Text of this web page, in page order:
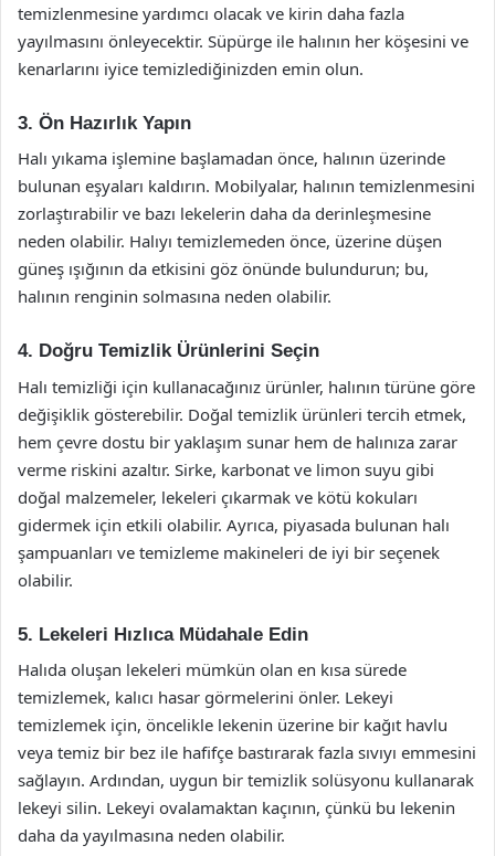
temizlenmesine yardımcı olacak ve kirin daha fazla
yayılmasını önleyecektir. Süpürge ile halının her köşesini ve
kenarlarını iyice temizlediğinizden emin olun.
3. Ön Hazırlık Yapın
Halı yıkama işlemine başlamadan önce, halının üzerinde
bulunan eşyaları kaldırın. Mobilyalar, halının temizlenmesini
zorlaştırabilir ve bazı lekelerin daha da derinleşmesine
neden olabilir. Halıyı temizlemeden önce, üzerine düşen
güneş ışığının da etkisini göz önünde bulundurun; bu,
halının renginin solmasına neden olabilir.
4. Doğru Temizlik Ürünlerini Seçin
Halı temizliği için kullanacağınız ürünler, halının türüne göre
değişiklik gösterebilir. Doğal temizlik ürünleri tercih etmek,
hem çevre dostu bir yaklaşım sunar hem de halınıza zarar
verme riskini azaltır. Sirke, karbonat ve limon suyu gibi
doğal malzemeler, lekeleri çıkarmak ve kötü kokuları
gidermek için etkili olabilir. Ayrıca, piyasada bulunan halı
şampuanları ve temizleme makineleri de iyi bir seçenek
olabilir.
5. Lekeleri Hızlıca Müdahale Edin
Halıda oluşan lekeleri mümkün olan en kısa sürede
temizlemek, kalıcı hasar görmelerini önler. Lekeyi
temizlemek için, öncelikle lekenin üzerine bir kağıt havlu
veya temiz bir bez ile hafifçe bastırarak fazla sıvıyı emmesini
sağlayın. Ardından, uygun bir temizlik solüsyonu kullanarak
lekeyi silin. Lekeyi ovalamaktan kaçının, çünkü bu lekenin
daha da yayılmasına neden olabilir.